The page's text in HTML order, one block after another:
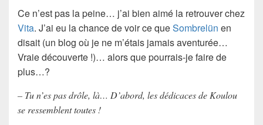
Ce n’est pas la peine… j’ai bien aimé la retrouver chez
Vita. J’ai eu la chance de voir ce queSombrelün en
disait (un blog où je ne m’étais jamais aventurée…
Vraie découverte !)… alors que pourrais-je faire de
plus…?
– Tu n’es pas drôle, là… D’abord, les dédicaces de Koulou
se ressemblent toutes !